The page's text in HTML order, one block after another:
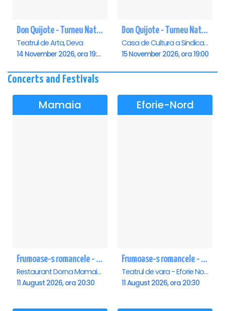
Don Quijote - Turneu National de balet - Deva
Teatrul de Arta, Deva
14 November 2026, ora 19:00
Don Quijote - Turneu National de balet - Oradea
Casa de Cultura a Sindicatelor , Oradea
15 November 2026, ora 19:00
Concerts and Festivals
Mamaia
Frumoase-s romancele - Mamaia
Restaurant Dorna Mamaia, Mamaia
11 August 2026, ora 20:30
Eforie-Nord
Frumoase-s romancele - Eforie Nord
Teatrul de vara - Eforie Nord, Eforie-Nord
11 August 2026, ora 20:30